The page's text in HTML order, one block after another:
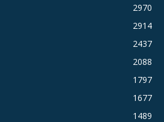
2970
2914
2437
2088
1797
1677
1489